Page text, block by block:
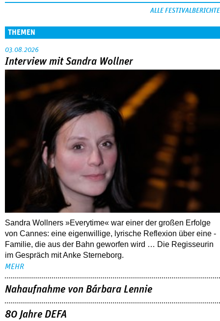
ALLE FESTIVALBERICHTE
THEMEN
03.08.2026
Interview mit Sandra Wollner
Sandra Wollners »Everytime« war einer der großen Erfolge
von Cannes: eine eigenwillige, lyrische Reflexion über eine ­
Familie, die aus der Bahn geworfen wird … Die Regisseurin
im Gespräch mit Anke Sterneborg.
MEHR
Nahaufnahme von Bárbara Lennie
80 Jahre DEFA